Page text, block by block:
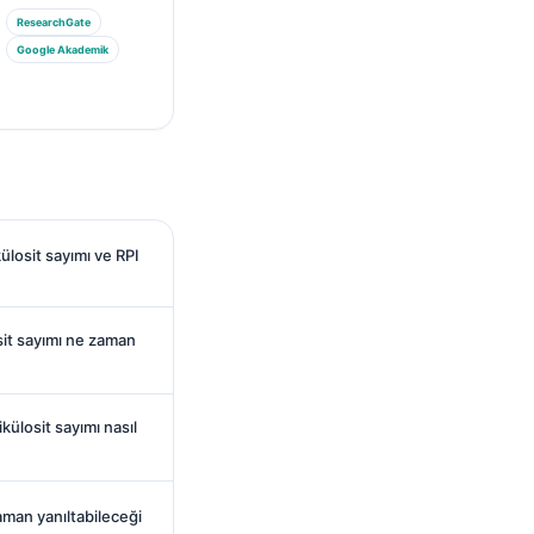
ResearchGate
Google Akademik
sayımı ve RPI
sayımı ne zaman
sayımı nasıl
yanıltabileceği